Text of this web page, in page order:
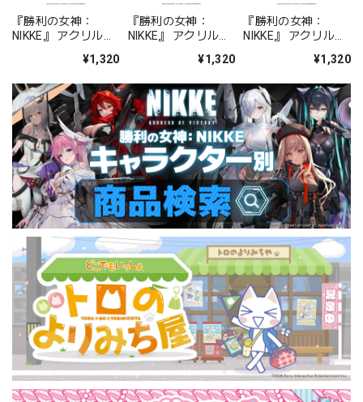
『勝利の女神：
NIKKE』 アクリルス
¥1,320
『勝利の女神：
NIKKE』 アクリルス
ォーチュンメイト
¥1,320
『勝利の女神：
NIKKE』 アクリルス
シャープレッスン
¥1,320